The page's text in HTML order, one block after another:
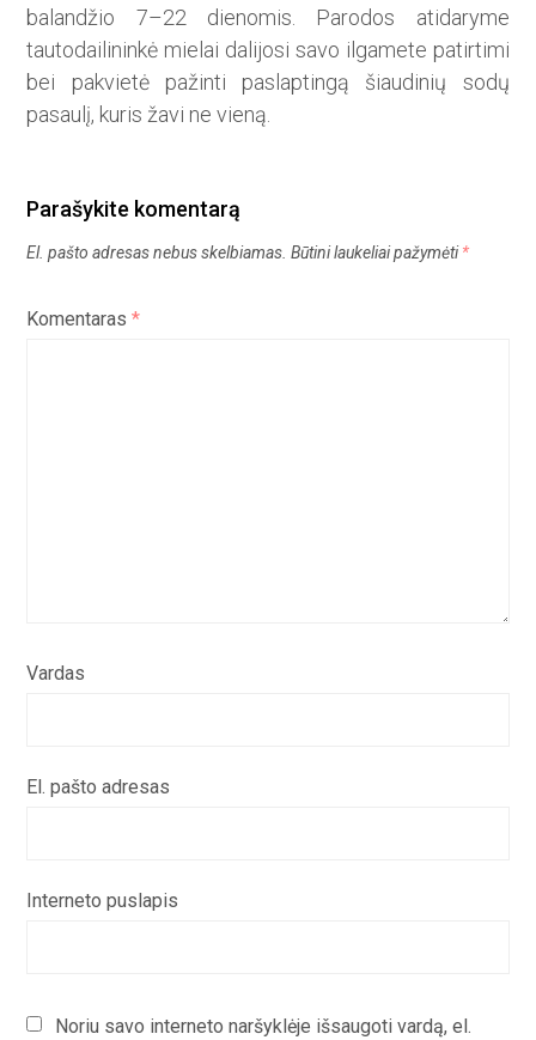
balandžio 7–22 dienomis. Parodos atidaryme
tautodailininkė mielai dalijosi savo ilgamete patirtimi
bei pakvietė pažinti paslaptingą šiaudinių sodų
pasaulį, kuris žavi ne vieną.
Parašykite komentarą
El. pašto adresas nebus skelbiamas. Būtini laukeliai pažymėti*
Komentaras*
Vardas
El. pašto adresas
Interneto puslapis
Noriu savo interneto naršyklėje išsaugoti vardą, el.